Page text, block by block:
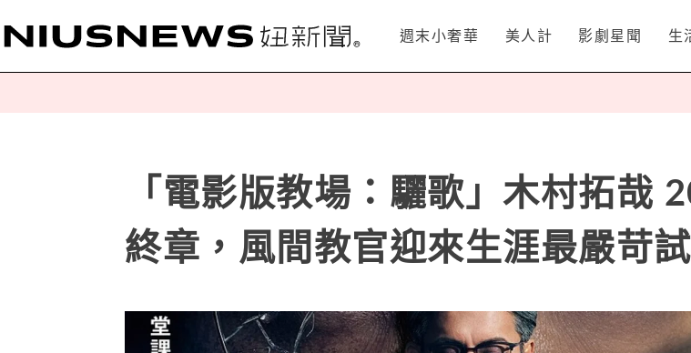
週末小奢華 美人計 影劇星聞 生
「電影版教場：驪歌」木村拓哉
終章，風間教官迎來生涯最嚴苛